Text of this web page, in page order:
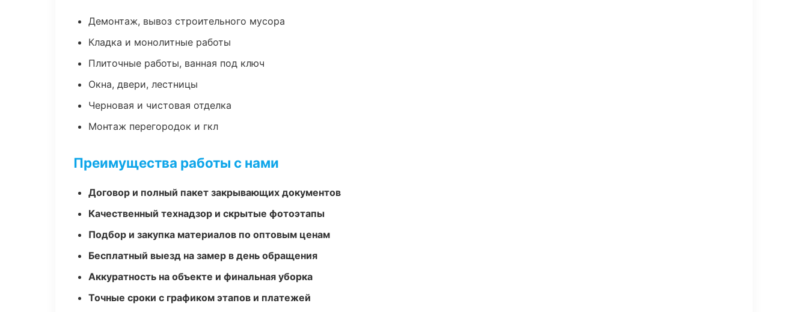
Демонтаж, вывоз строительного мусора
Кладка и монолитные работы
Плиточные работы, ванная под ключ
Окна, двери, лестницы
Черновая и чистовая отделка
Монтаж перегородок и гкл
Преимущества работы с нами
Договор и полный пакет закрывающих документов
Качественный технадзор и скрытые фотоэтапы
Подбор и закупка материалов по оптовым ценам
Бесплатный выезд на замер в день обращения
Аккуратность на объекте и финальная уборка
Точные сроки с графиком этапов и платежей